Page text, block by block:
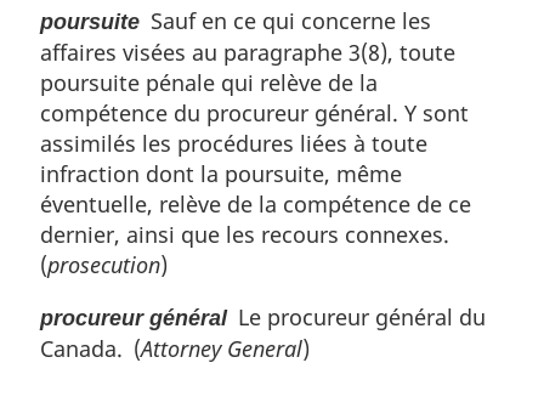
e
:
a
r
g
i
a
l
e
:
poursuite Sauf en ce qui concerne les
affaires visées au paragraphe 3(8), toute
poursuite pénale qui relève de la
compétence du procureur général. Y sont
assimilés les procédures liées à toute
infraction dont la poursuite, même
éventuelle, relève de la compétence de ce
dernier, ainsi que les recours connexes.
(prosecution)
procureur généralLe procureur général du
Canada. (Attorney General)